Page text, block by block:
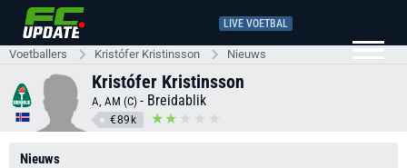
LIVE VOETBAL
Voetballers Kristófer Kristinsson Nieuws
Kristófer Kristinsson
A, AM (C) - Breidablik
€89k
Nieuws